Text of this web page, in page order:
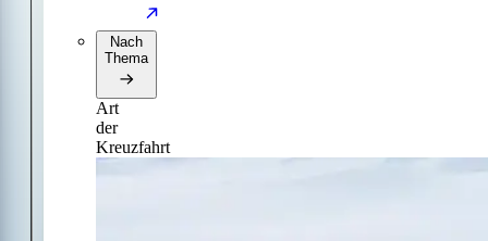
Nach
Thema
Art
der
Kreuzfahrt